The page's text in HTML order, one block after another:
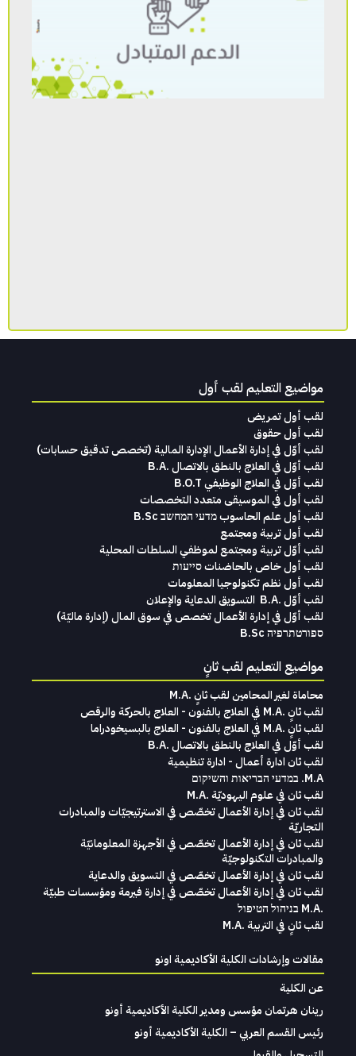
مواضيع التعليم لقب أول
لقب أول تمريض
لقب أول حقوق
لقب‭ ‬أوّل‭ ‬في‭ ‬إدارة‭ ‬الأعمال الإدارة‭ ‬المالية (تخصص‭ ‬تدقيق‭ ‬حسابات)‬
لقب أوّل في العلاج بالنطق بالاتصال .B.A
لقب أوّل في العلاج الوظيفي B.O.T
لقب‭ ‬أول في‭ ‬الموسيقى‭ ‬متعدد‭ ‬التخصصات‭
لقب أول علم الحاسوب מדעי המחשב B.Sc
لقب أول تربية ومجتمع
لقب أوّل تربية ومجتمع لموظفي السلطات المحلية
لقب أول خاص بالحاضنات סייעות
لقب أول نظم تكنولوجيا المعلومات
لقب‭ ‬أوّل .‭ ‬B.A التسويق‭ ‬الدعاية‭ ‬والإعلان
لقب‭ ‬أوّل‭ ‬في‭ ‬إدارة‭ ‬الأعمال تخصص‭ ‬في‭ ‬سوق‭ ‬المال ‭)‬إدارة‭ ‬ماليّة‭ (
ספורטתרפיה B.Sc
مواضيع التعليم لقب ثانٍ
محاماة‭ ‬لغير‭ ‬المحامين لقب‭ ‬ثانٍ .‭ ‬M.A
لقب ثانٍ .M.A في العلاج بالفنون - العلاج بالحركة والرقص
لقب ثانٍ .M.A في العلاج بالفنون - العلاج بالبسيخودراما
لقب أوّل في العلاج بالنطق بالاتصال .B.A
لقب ثان ادارة أعمال - ادارة تنظيمية
M.A. במדעי הבריאות והשיקום
لقب ثان في علوم اليهوديّة .M.A
لقب ثان في إدارة الأعمال تخصّص في الاسترتيجيّات والمبادرات
التجاريّة
لقب ثان في إدارة الأعمال تخصّص في الأجهزة المعلومانيّة
والمبادرات التكنولوجيّة
لقب ثان في إدارة الأعمال تخصّص في التسويق والدعاية
لقب ثان في إدارة الأعمال تخصّص في إدارة فيرمة ومؤسسات طبيّة
.M.A בניהול הטיפול
لقب ثانٍ في التربية .M.A
مقالات وإرشادات الكلية الأكاديمية اونو
عن الكلية
رينان هرتمان مؤسس ومدير الكلية الأكاديمية أونو
رئيس القسم العربي – الكلية الأكاديمية أونو